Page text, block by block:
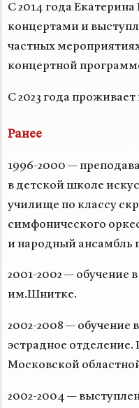
С 2014 года
концертами и
частных
концертной
С 2023 года
Ранее
1996-2000 —
в детской школе
училище по классу
симфонического
и народный
2001-2002 — обучение
им.Шнитке.
2002-2008 — обучение
эстрадное отделение.
Московской
2002-2004 —